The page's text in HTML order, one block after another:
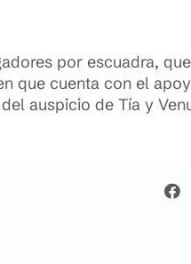
por escuadra,
que cuenta con el
auspicio de Tía y